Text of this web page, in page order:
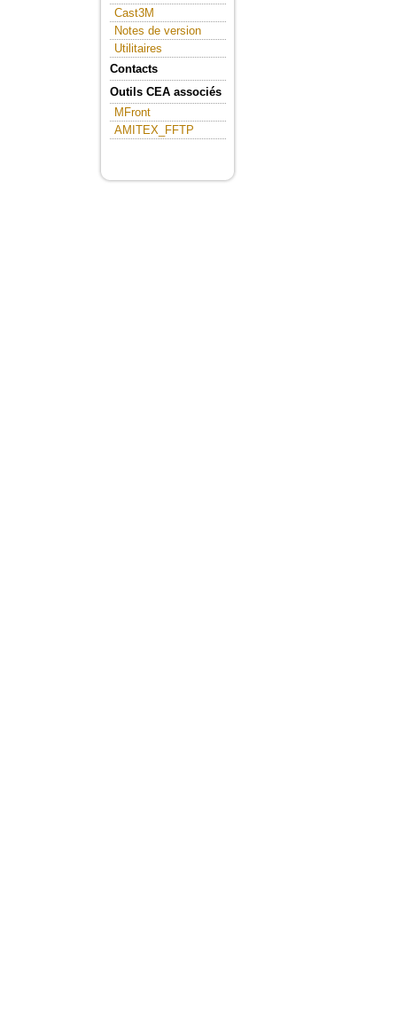
Cast3M
Notes de version
Utilitaires
Contacts
Outils CEA associés
MFront
AMITEX_FFTP